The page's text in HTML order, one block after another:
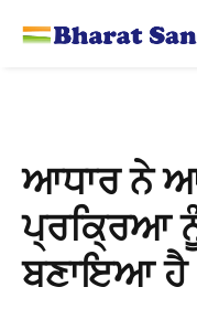
ਆਧਾਰ ਨੇ
ਪ੍ਰਕ੍ਰਿਆ
ਬਣਾਇਆ ਹੈ